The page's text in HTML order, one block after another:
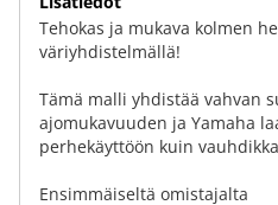
Tehokas ja mukava kolmen
väriyhdistelmällä!
Tämä malli yhdistää vahvan
ajomukavuuden ja Yamaha
perhekäyttöön kuin
Ensimmäiseltä omistajalta